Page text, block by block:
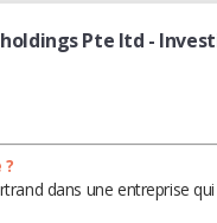
Pte ltd -
dans une entreprise